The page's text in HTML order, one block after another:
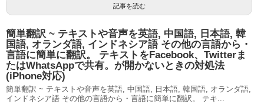
記事を読む
簡単翻訳 ~ テキストや音声を英語, 中国語, 日本語, 韓
国語, オランダ語, インドネシア語 その他の言語から・
言語に簡単に翻訳。 テキストをFacebook、Twitterま
たはWhatsAppで共有。が開かないときの対処法
(iPhone対応)
簡単翻訳 ~ テキストや音声を英語, 中国語, 日本語, 韓国語, オランダ語,
インドネシア語 その他の言語から・言語に簡単に翻訳。 テキ...